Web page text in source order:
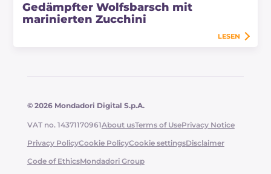
Gedämpfter Wolfsbarsch mit
marinierten Zucchini
LESEN
© 2026 Mondadori Digital S.p.A.
VAT no. 14371170961About usTerms of UsePrivacy Notice
Privacy PolicyCookie PolicyCookie settingsDisclaimer
Code of EthicsMondadori Group